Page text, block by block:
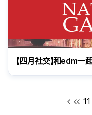
【四月社交】和edm一
11